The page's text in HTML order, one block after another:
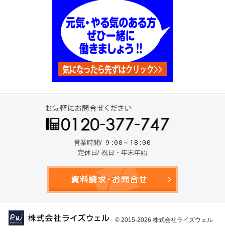
営業時間/ 9:00～18:00
定休日/ 祝日・年末年始
© 2015-2026 株式会社ライズウェル